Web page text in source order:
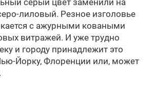
серый цвет заменили на
лиловый. Резное изголовье
с ажурными коваными
витражей. И уже трудно
и городу принадлежит это
Йорку, Флоренции или, может